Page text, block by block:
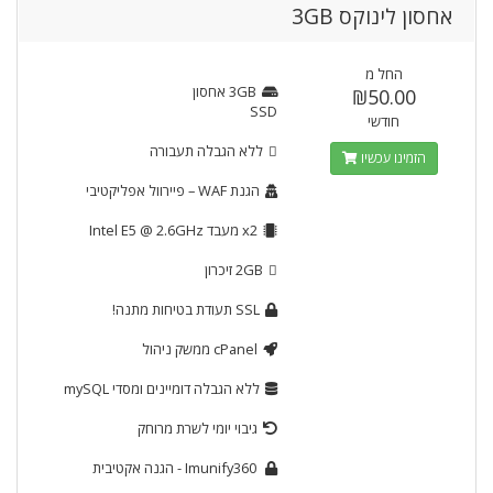
אחסון לינוקס 3GB
3GB אחסון
SSD
ללא הגבלה תעבורה
הגנת WAF
– פיירוול אפליקטיבי
x2 מעבד Intel E5 @ 2.6GHz
2GBזיכרון
SSL תעודת בטיחות מתנה!
cPanel ממשק ניהול
ללא הגבלהדומיינים ומסדי mySQL
גיבוי יומי לשרת מרוחק
Imunify360
- הגנה אקטיבית
החל מ
₪50.00
חודשי
הזמינו עכשיו